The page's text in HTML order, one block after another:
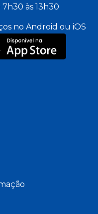
às 13h30
no Android ou iOS